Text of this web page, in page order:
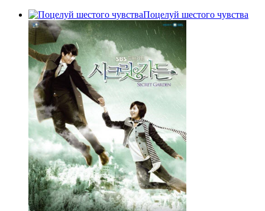
Поцелуй шестого чувства